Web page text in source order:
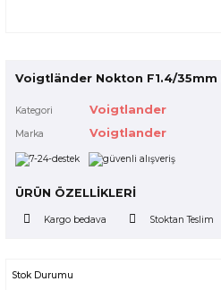
Voigtländer Nokton F1.4/35mm
Kategori Voigtlander
Marka Voigtlander
ÜRÜN ÖZELLİKLERİ
Kargo bedava Stoktan Teslim
Stok Durumu